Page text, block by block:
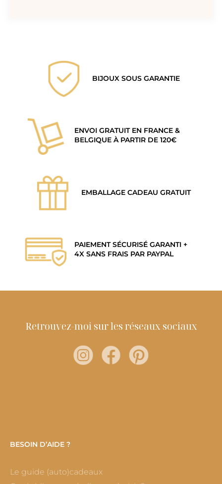
BIJOUX SOUS GARANTIE
ENVOI GRATUIT EN FRANCE &
BELGIQUE À PARTIR DE 120€
EMBALLAGE CADEAU GRATUIT
PAIEMENT SÉCURISÉ GARANTI +
4X SANS FRAIS PAR PAYPAL
Retrouvez-moi sur les réseaux sociaux
BESOIN D’AIDE ?
Le guide (auto)cadeaux